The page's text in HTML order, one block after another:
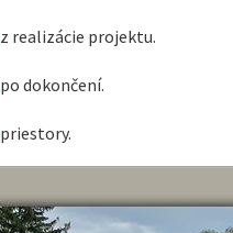
z realizácie projektu.
po dokončení.
priestory.